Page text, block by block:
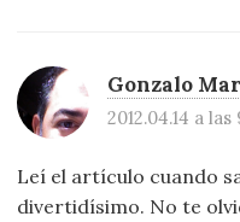
Gonzalo
2012.04.14 a las
Leí el artículo cuando
divertidísimo. No te